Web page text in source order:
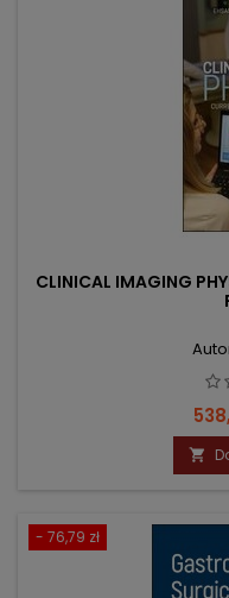
CLINICAL IMAGING

- 76,79 zł